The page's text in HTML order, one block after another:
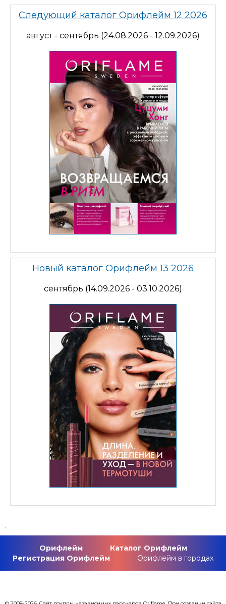
Следующий каталог Орифлейм 12 2026
август - сентябрь (24.08.2026 - 12.09.2026)
Новый каталог Орифлейм 13 2026
сентябрь (14.09.2026 - 03.10.2026)
.
Орифлейм
Каталог Орифлейм
Регистрация Орифлейм
Орифлейм в городах